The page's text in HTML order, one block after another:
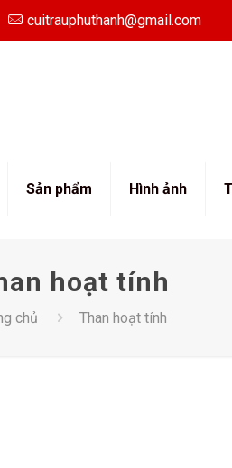
cuitrauphuthanh@gmail.com
Sản phẩm Hình ảnh
hoạt tính
chủ Than hoạt tính